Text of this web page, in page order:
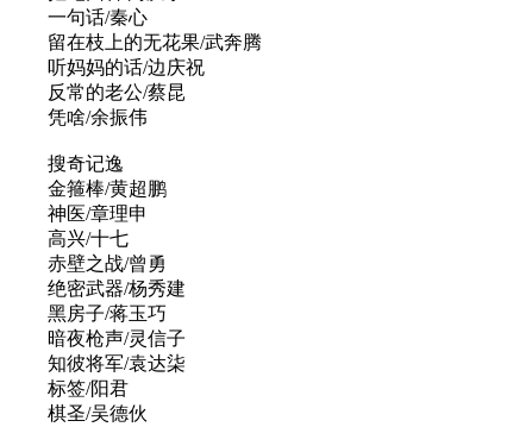
一句话/秦心
留在枝上的无花果/武奔腾
听妈妈的话/边庆祝
反常的老公/蔡昆
凭啥/余振伟
搜奇记逸
金箍棒/黄超鹏
神医/章理申
高兴/十七
赤壁之战/曾勇
绝密武器/杨秀建
黑房子/蒋玉巧
暗夜枪声/灵信子
知彼将军/袁达柒
标签/阳君
棋圣/吴德伙